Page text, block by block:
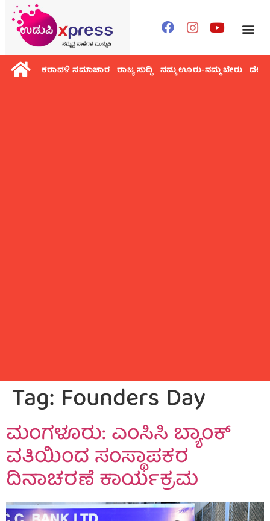
ಕರಾವಳಿ ಸಮಾಚಾರ ರಾಜ್ಯ ಸುದ್ದಿ ನಮ್ಮ ಊರು-ನಮ್ಮ ಬೇರು ದೇಶ
Tag: Founders Day
ಮಂಗಳೂರು: ಎಂಸಿಸಿ ಬ್ಯಾಂಕ್
ವತಿಯಿಂದ ಸಂಸ್ಥಾಪಕರ
ದಿನಾಚರಣೆ ಕಾರ್ಯಕ್ರಮ